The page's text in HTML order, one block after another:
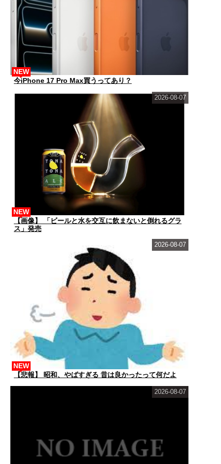
今iPhone 17 Pro Max買うってあり？
NEW
【画像】 「ビールと水を交互に飲まないと倒れるグラ
ス」発売
NEW
2026-08-07
【悲報】 昭和、やばすぎる 昔は良かったって何だよ
NEW
2026-08-07
2026-08-07